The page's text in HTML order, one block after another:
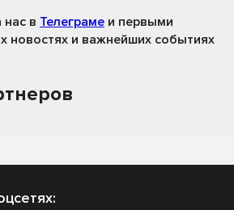
нас в Телеграме и первыми
новостях и важнейших событиях